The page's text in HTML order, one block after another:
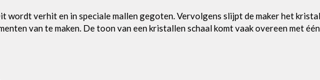
wordt verhit en in speciale mallen gegoten. Vervolgens slijpt de maker het
van te maken. De toon van een kristallen schaal komt vaak overeen met één